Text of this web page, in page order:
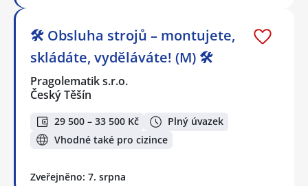
🛠️ Obsluha strojů – montujete,
skládáte, vyděláváte! (M) 🛠️
Pragolematik s.r.o.
Český Těšín
29 500 – 33 500 Kč
Plný úvazek
Vhodné také pro cizince
Zveřejněno: 7. srpna